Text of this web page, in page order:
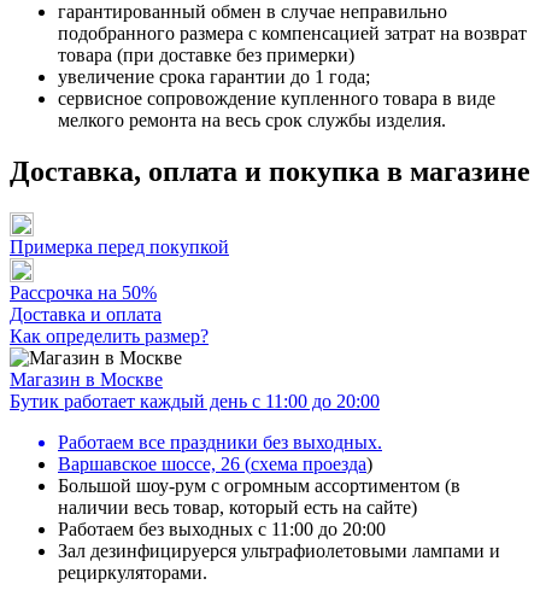
гарантированный обмен в случае неправильно
подобранного размера с компенсацией затрат на возврат
товара (при доставке без примерки)
увеличение срока гарантии до 1 года;
сервисное сопровождение купленного товара в виде
мелкого ремонта на весь срок службы изделия.
Доставка, оплата и покупка в магазине
Примерка перед покупкой
Рассрочка на 50%
Доставка и оплата
Как определить размер?
Магазин в Москве
Бутик работает каждый день с 11:00 до 20:00
Работаем все праздники без выходных.
Варшавское шоссе, 26 (схема проезда)
Большой шоу-рум с огромным ассортиментом (в
наличии весь товар, который есть на сайте)
Работаем без выходных с 11:00 до 20:00
Зал дезинфицируерся ультрафиолетовыми лампами и
рециркуляторами.